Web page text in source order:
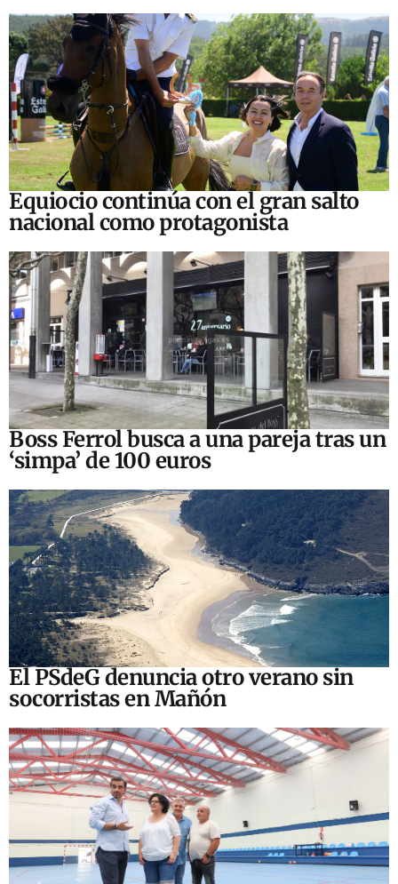
Equiocio continúa con el gran salto
nacional como protagonista
Boss Ferrol busca a una pareja tras un
‘simpa’ de 100 euros
El PSdeG denuncia otro verano sin
socorristas en Mañón